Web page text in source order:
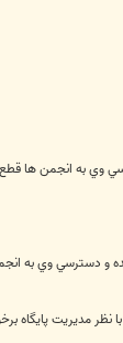
وي به انجمن ها
و دسترسي وي به
نظر مدیریت